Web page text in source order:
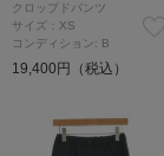
クロップドパンツ
サイズ：XS
コンディション: B
19,400円（税込）